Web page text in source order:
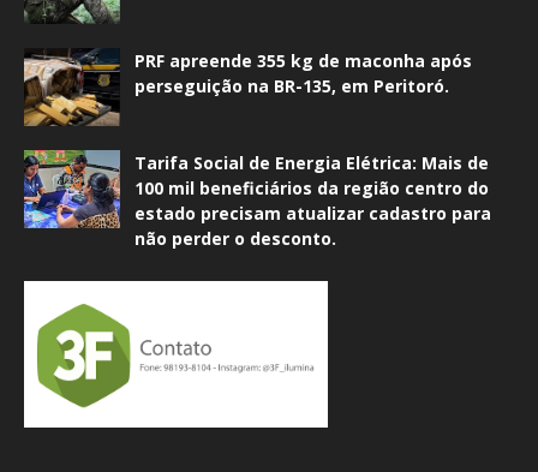
PRF apreende 355 kg de maconha após
perseguição na BR-135, em Peritoró.
Tarifa Social de Energia Elétrica: Mais de
100 mil beneficiários da região centro do
estado precisam atualizar cadastro para
não perder o desconto.